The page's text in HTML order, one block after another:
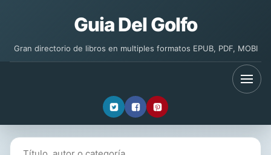
Guia Del Golfo
Gran directorio de libros en multiples formatos EPUB, PDF, MOBI